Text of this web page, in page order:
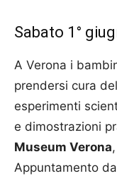
Sabato 1°
A Verona i
prendersi cura
esperimenti
e dimostrazioni
Museum Verona
Appuntamento